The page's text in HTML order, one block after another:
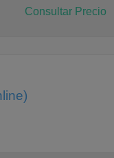
Consultar Precio